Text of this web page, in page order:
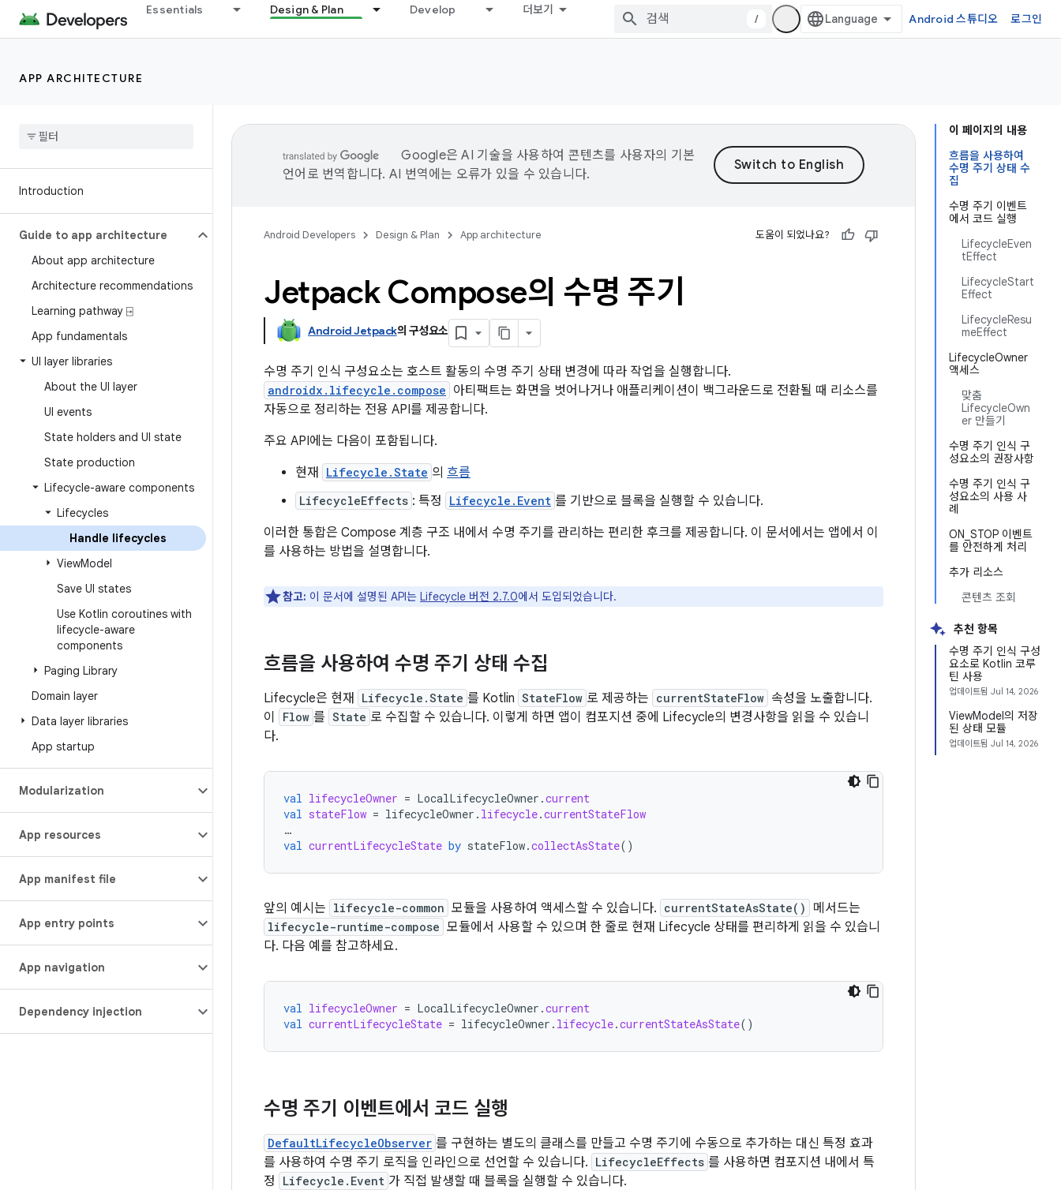
Essentials Design & Plan Develop 더보기
/ Android 스튜디오 로그인
APP ARCHITECTURE
Introduction
Guide to app architecture
About app architecture
Architecture recommendations
Learning pathway ⍈
App fundamentals
UI layer libraries
About the UI layer
UI events
State holders and UI state
State production
Lifecycle-aware components
Lifecycles
Handle lifecycles
ViewModel
Save UI states
Use Kotlin coroutines with
lifecycle-aware
components
Paging Library
Domain layer
Data layer libraries
App startup
Modularization
App resources
App manifest file
App entry points
App navigation
Dependency injection
이 페이지의 내용
흐름을 사용하여
수명 주기 상태 수
집
수명 주기 이벤트
에서 코드 실행
LifecycleEven
tEffect
LifecycleStart
Effect
LifecycleResu
meEffect
LifecycleOwner
액세스
맞춤
LifecycleOwn
er 만들기
수명 주기 인식 구
성요소의 권장사항
수명 주기 인식 구
성요소의 사용 사
례
ON_STOP 이벤트
를 안전하게 처리
추가 리소스
콘텐츠 조회
추천 항목
수명 주기 인식 구성
요소로 Kotlin 코루
틴 사용
업데이트됨 Jul 14, 2026
ViewModel의 저장
된 상태 모듈
업데이트됨 Jul 14, 2026
Google은 AI 기술을 사용하여 콘텐츠를 사용자의 기본
언어로 번역합니다. AI 번역에는 오류가 있을 수 있습니다.
Android Developers Design & Plan App architecture 도움이 되었나요?
Jetpack Compose의 수명 주기
Android Jetpack의 구성요소
수명 주기 인식 구성요소는 호스트 활동의 수명 주기 상태 변경에 따라 작업을 실행합니다.
androidx.lifecycle.compose 아티팩트는 화면을 벗어나거나 애플리케이션이 백그라운드로 전환될 때 리소스를
자동으로 정리하는 전용 API를 제공합니다.
주요 API에는 다음이 포함됩니다.
현재
Lifecycle.State 의 흐름
LifecycleEffects : 특정 Lifecycle.Event 를 기반으로 블록을 실행할 수 있습니다.
이러한 통합은 Compose 계층 구조 내에서 수명 주기를 관리하는 편리한 후크를 제공합니다. 이 문서에서는 앱에서 이
를 사용하는 방법을 설명합니다.
참고: 이 문서에 설명된 API는 Lifecycle 버전 2.7.0에서 도입되었습니다.
흐름을 사용하여 수명 주기 상태 수집
Lifecycle은 현재 Lifecycle.State 를 Kotlin StateFlow 로 제공하는 currentStateFlow 속성을 노출합니다.
이
Flow 를 State 로 수집할 수 있습니다. 이렇게 하면 앱이 컴포지션 중에 Lifecycle의 변경사항을 읽을 수 있습니
다.
val lifecycleOwner = LocalLifecycleOwner .current
val stateFlow = lifecycleOwner . lifecycle.currentStateFlow
…
val currentLifecycleState by stateFlow.collectAsState()
앞의 예시는 lifecycle-common 모듈을 사용하여 액세스할 수 있습니다. currentStateAsState() 메서드는
lifecycle-runtime-compose 모듈에서 사용할 수 있으며 한 줄로 현재 Lifecycle 상태를 편리하게 읽을 수 있습니
다. 다음 예를 참고하세요.
val lifecycleOwner = LocalLifecycleOwner .current
val currentLifecycleState = lifecycleOwner . lifecycle.currentStateAsState()
수명 주기 이벤트에서 코드 실행
DefaultLifecycleObserver 를 구현하는 별도의 클래스를 만들고 수명 주기에 수동으로 추가하는 대신 특정 효과
를 사용하여 수명 주기 로직을 인라인으로 선언할 수 있습니다. LifecycleEffects 를 사용하면 컴포지션 내에서 특
정
Lifecycle.Event 가 직접 발생할 때 블록을 실행할 수 있습니다.